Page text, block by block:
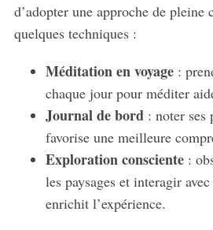
d’adopter une approche de pleine
quelques techniques :
Méditation en voyage:
chaque jour pour méditer
Journal de bord : noter ses
favorise une meilleure
Exploration consciente:
les paysages et interagir
enrichit l’expérience.
e
a
r
f
o
r